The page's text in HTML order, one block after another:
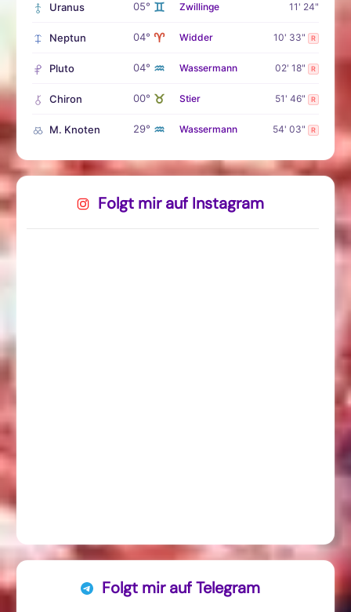
Uranus 05° ♊ Zwillinge 11' 24"
Neptun 04° ♈ Widder 10' 33" R
Pluto 04° ♒ Wassermann 02' 18" R
Chiron 00° ♉ Stier 51' 46" R
M. Knoten 29° ♒ Wassermann 54' 03" R
Folgt mir auf Instagram
Folgt mir auf Telegram